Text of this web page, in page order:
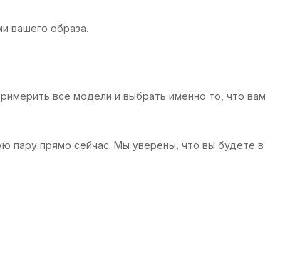
вашего образа.
все модели и выбрать именно то, что вам
пару прямо сейчас. Мы уверены, что вы будете в